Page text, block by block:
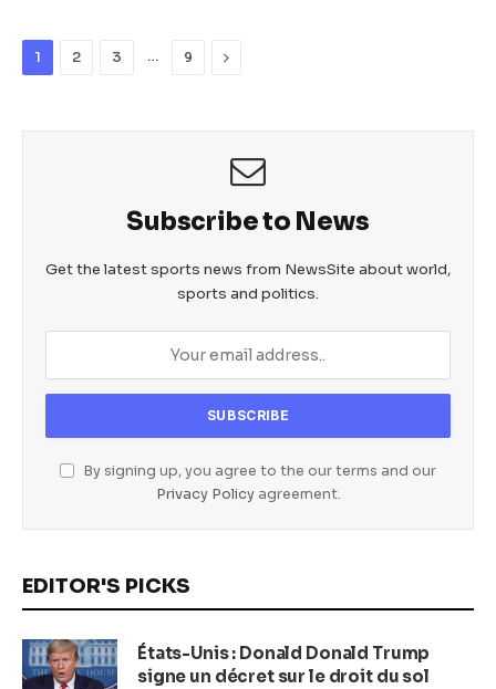
b
1 2 3 … 9 Next
Subscribe to News
Get the latest sports news from NewsSite about world,
sports and politics.
By signing up, you agree to the our terms and our
Privacy Policyagreement.
EDITOR'S PICKS
États-Unis : Donald Donald Trump
signe un décret sur le droit du sol